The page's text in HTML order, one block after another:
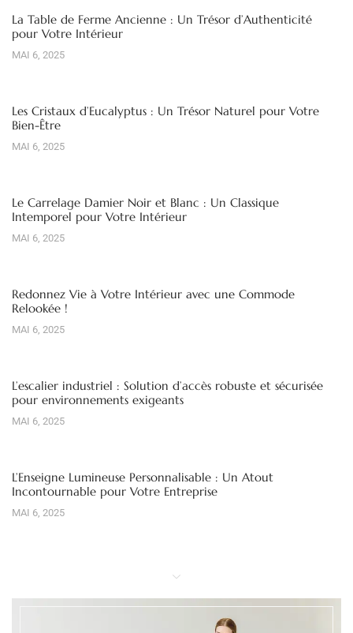
La Table de Ferme Ancienne : Un Trésor d’Authenticité
pour Votre Intérieur
MAI 6, 2025
Les Cristaux d’Eucalyptus : Un Trésor Naturel pour Votre
Bien-Être
MAI 6, 2025
Le Carrelage Damier Noir et Blanc : Un Classique
Intemporel pour Votre Intérieur
MAI 6, 2025
Redonnez Vie à Votre Intérieur avec une Commode
Relookée !
MAI 6, 2025
L’escalier industriel : Solution d’accès robuste et sécurisée
pour environnements exigeants
MAI 6, 2025
L’Enseigne Lumineuse Personnalisable : Un Atout
Incontournable pour Votre Entreprise
MAI 6, 2025